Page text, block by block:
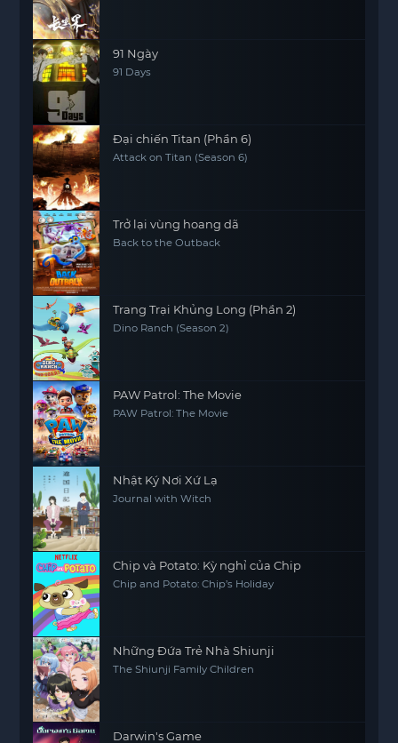
91 Ngày
91 Days
Đại chiến Titan (Phần 6)
Attack on Titan (Season 6)
Trở lại vùng hoang dã
Back to the Outback
Trang Trại Khủng Long (Phần 2)
Dino Ranch (Season 2)
PAW Patrol: The Movie
PAW Patrol: The Movie
Nhật Ký Nơi Xứ Lạ
Journal with Witch
Chip và Potato: Kỳ nghỉ của Chip
Chip and Potato: Chip’s Holiday
Những Đứa Trẻ Nhà Shiunji
The Shiunji Family Children
Darwin's Game